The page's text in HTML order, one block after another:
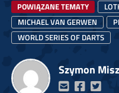
POWIĄZANE TEMATY
MICHAEL VAN GERWEN
WORLD SERIES OF DARTS
Szymon